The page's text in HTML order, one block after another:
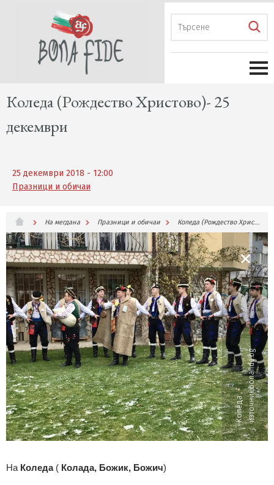
Коледа (Рождество Христово)- 25
декември
25 декември 2018 - 12:00
Празници и обичаи
На мегдана Празници и обичаи Коледа (Рождество Христово)- 25 декември
К
о
л
е
д
а
,
и
з
т
о
ч
н
и
к:
b
o
n
a
f
i
d
e.
bg
На Коледа( Колада, Божик, Божич)